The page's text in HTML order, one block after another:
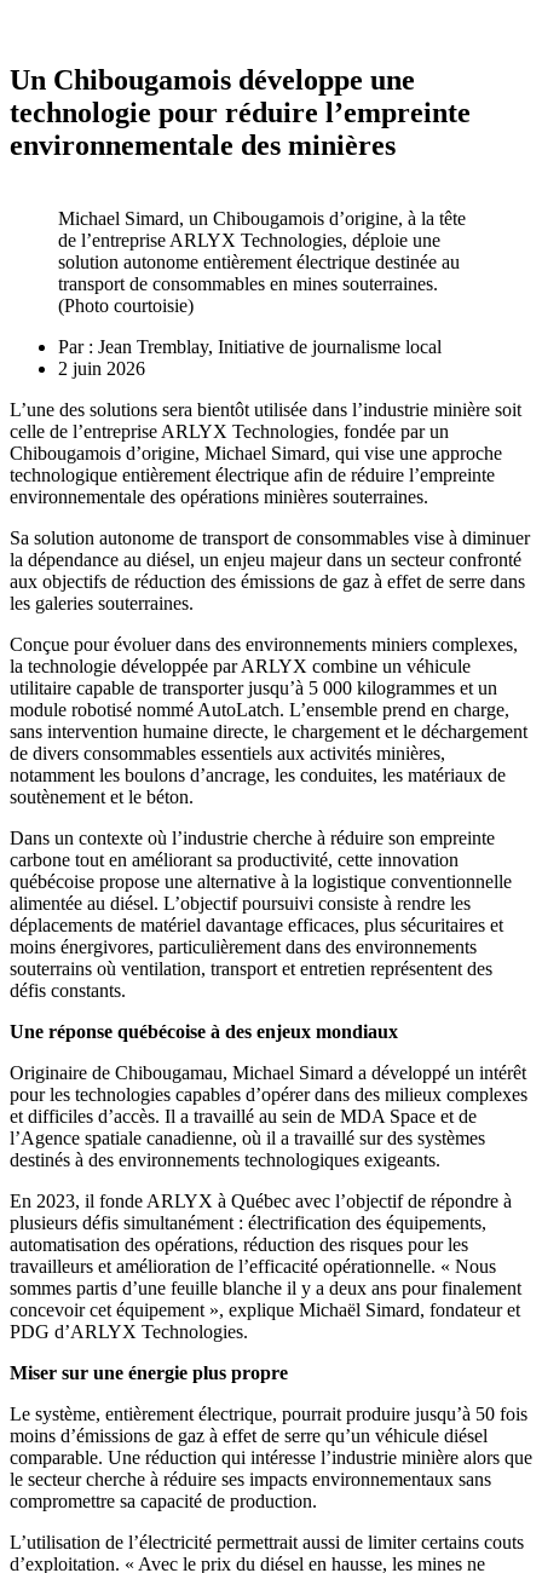
Un Chibougamois développe une
technologie pour réduire l’empreinte
environnementale des minières
Michael Simard, un Chibougamois d’origine, à la tête
de l’entreprise ARLYX Technologies, déploie une
solution autonome entièrement électrique destinée au
transport de consommables en mines souterraines.
(Photo courtoisie)
Par : Jean Tremblay, Initiative de journalisme local
2 juin 2026
L’une des solutions sera bientôt utilisée dans l’industrie minière soit
celle de l’entreprise ARLYX Technologies, fondée par un
Chibougamois d’origine, Michael Simard, qui vise une approche
technologique entièrement électrique afin de réduire l’empreinte
environnementale des opérations minières souterraines.
Sa solution autonome de transport de consommables vise à diminuer
la dépendance au diésel, un enjeu majeur dans un secteur confronté
aux objectifs de réduction des émissions de gaz à effet de serre dans
les galeries souterraines.
Conçue pour évoluer dans des environnements miniers complexes,
la technologie développée par ARLYX combine un véhicule
utilitaire capable de transporter jusqu’à 5 000 kilogrammes et un
module robotisé nommé AutoLatch. L’ensemble prend en charge,
sans intervention humaine directe, le chargement et le déchargement
de divers consommables essentiels aux activités minières,
notamment les boulons d’ancrage, les conduites, les matériaux de
soutènement et le béton.
Dans un contexte où l’industrie cherche à réduire son empreinte
carbone tout en améliorant sa productivité, cette innovation
québécoise propose une alternative à la logistique conventionnelle
alimentée au diésel. L’objectif poursuivi consiste à rendre les
déplacements de matériel davantage efficaces, plus sécuritaires et
moins énergivores, particulièrement dans des environnements
souterrains où ventilation, transport et entretien représentent des
défis constants.
Une réponse québécoise à des enjeux mondiaux
Originaire de Chibougamau, Michael Simard a développé un intérêt
pour les technologies capables d’opérer dans des milieux complexes
et difficiles d’accès. Il a travaillé au sein de MDA Space et de
l’Agence spatiale canadienne, où il a travaillé sur des systèmes
destinés à des environnements technologiques exigeants.
En 2023, il fonde ARLYX à Québec avec l’objectif de répondre à
plusieurs défis simultanément : électrification des équipements,
automatisation des opérations, réduction des risques pour les
travailleurs et amélioration de l’efficacité opérationnelle. « Nous
sommes partis d’une feuille blanche il y a deux ans pour finalement
concevoir cet équipement », explique Michaël Simard, fondateur et
PDG d’ARLYX Technologies.
Miser sur une énergie plus propre
Le système, entièrement électrique, pourrait produire jusqu’à 50 fois
moins d’émissions de gaz à effet de serre qu’un véhicule diésel
comparable. Une réduction qui intéresse l’industrie minière alors que
le secteur cherche à réduire ses impacts environnementaux sans
compromettre sa capacité de production.
L’utilisation de l’électricité permettrait aussi de limiter certains couts
d’exploitation. « Avec le prix du diésel en hausse, les mines ne